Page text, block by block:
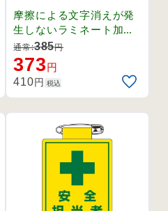
ン式 安全推進員 (1260
11)
摩擦による文字消えが発
生しないラミネート加工
済みワッペン。
通常:385円
373円
410円 税込